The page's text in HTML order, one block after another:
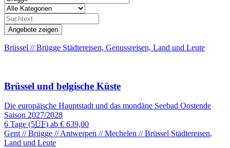
Brüssel // Brügge Städtereisen, Genussreisen, Land und Leute
Brüssel und belgische Küste
Die europäische Hauptstadt und das mondäne Seebad Oostende
Saison 2027/2028
6 Tage (5ÜF) ab € 639,00
Gent // Brügge // Antwerpen // Mechelen // Brüssel Städtereisen,
Land und Leute